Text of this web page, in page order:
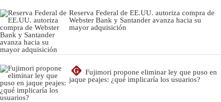
Reserva Federal de EE.UU. autoriza compra de
Webster Bank y Santander avanza hacia su
mayor adquisición
G
Fujimori propone eliminar ley que puso en
jaque peajes: ¿qué implicaría los usuarios?